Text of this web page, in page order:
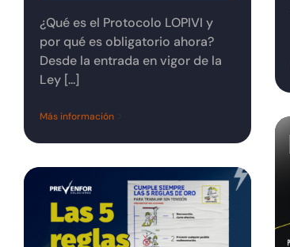
¿Qué es el Protocolo LOPIVI y
por qué es obligatorio ahora?
Desde la entrada en vigor de la
Ley [...]
Más información